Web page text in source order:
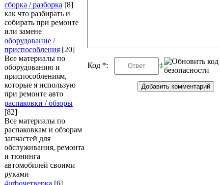
сборка / разборка [8]
как что разбирать и
собирать при ремонте
или замене
оборудование /
приспособления [20]
Все материалы по
оборудованию и
приспособлениям,
которые я использую
при ремонте авто
распаковки / обзоры
[82]
Все материалы по
распаковкам и обзорам
запчастей для
обслуживания, ремонта
и тюнинга
автомобилей своими
руками
4urboчетверка [6]
Код *: